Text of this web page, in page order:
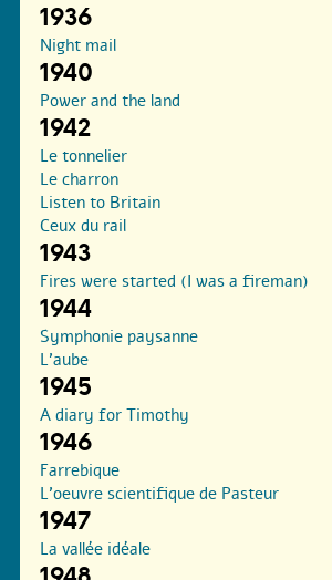
1936
Night mail
1940
Power and the land
1942
Le tonnelier
Le charron
Listen to Britain
Ceux du rail
1943
Fires were started (I was a fireman)
1944
Symphonie paysanne
L’aube
1945
A diary for Timothy
1946
Farrebique
L’oeuvre scientifique de Pasteur
1947
La vallée idéale